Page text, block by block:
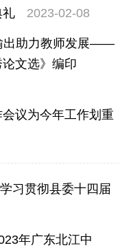
礼
2023-02-08
出助力教师发展——
文选》编印
议为今年工作划重
习贯彻县委十四届
年广东北江中